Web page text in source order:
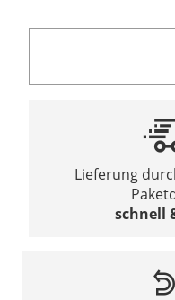
Lieferung
schnell